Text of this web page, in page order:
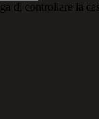
di controllare la